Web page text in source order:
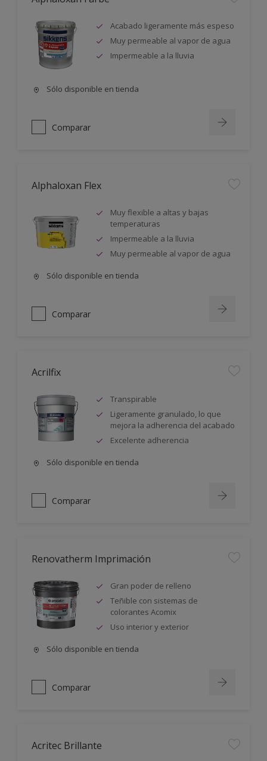
Acabado ligeramente más espeso
Muy permeable al vapor de agua
Impermeable a la lluvia
Sólo disponible en tienda
Comparar
Alphaloxan Flex
Muy flexible a altas y bajas
temperaturas
Impermeable a la lluvia
Muy permeable al vapor de agua
Sólo disponible en tienda
Comparar
Acrilfix
Transpirable
Ligeramente granulado, lo que
mejora la adherencia del acabado
Excelente adherencia
Sólo disponible en tienda
Comparar
Renovatherm Imprimación
Gran poder de relleno
Teñible con sistemas de
colorantes Acomix
Uso interior y exterior
Sólo disponible en tienda
Comparar
Acritec Brillante